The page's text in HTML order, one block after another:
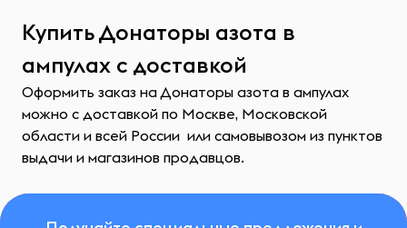
Купить Донаторы азота в
ампулах с доставкой
Оформить заказ на Донаторы азота в ампулах
можно с доставкой по Москве, Московской
области и всей России или самовывозом из пунктов
выдачи и магазинов продавцов.